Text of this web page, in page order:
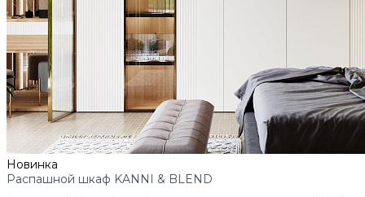
Новинка
Распашной шкаф KANNI & BLEND